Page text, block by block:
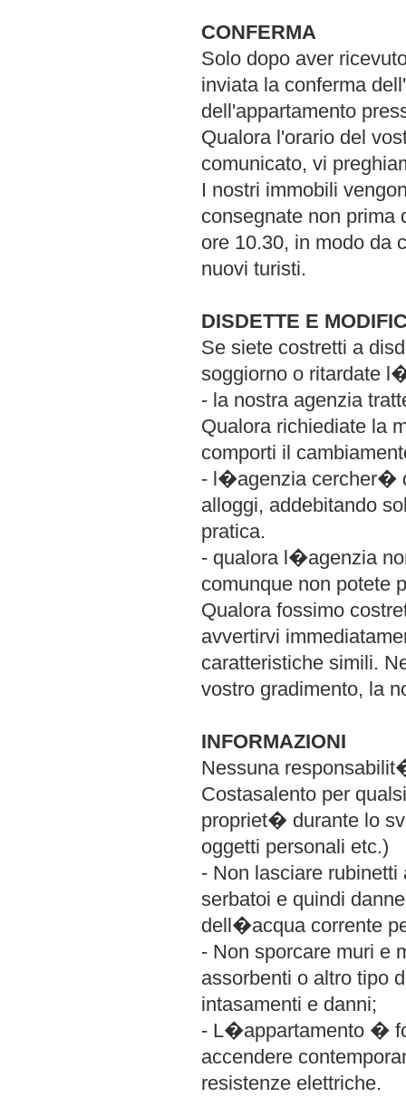
CONFERMA
Solo dopo aver
inviata la conferma
dell'appartamento
Qualora l'orario del
comunicato, vi
I nostri immobili
consegnate non prima
ore 10.30, in modo da
nuovi turisti.
DISDETTE E
Se siete costretti a
soggiorno o ritardate
- la nostra agenzia
Qualora richiediate la
comporti il
- l�agenzia cercher�
alloggi, addebitando
pratica.
- qualora l�agenzia
comunque non
Qualora fossimo
avvertirvi
caratteristiche simili.
vostro gradimento, la
INFORMAZIONI
Nessuna
Costasalento per
propriet� durante lo
oggetti personali etc.)
- Non lasciare
serbatoi e quindi
dell�acqua corrente
- Non sporcare muri e
assorbenti o altro tipo
intasamenti e danni;
- L�appartamento �
accendere
resistenze elettriche.